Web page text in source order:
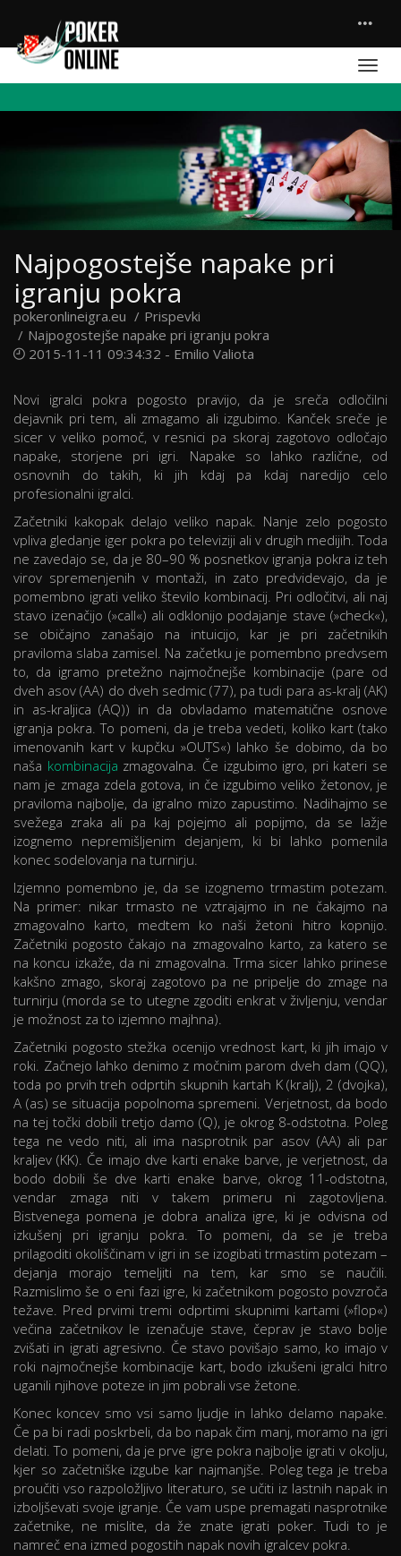
Najpogostejše napake pri
igranju pokra
pokeronlineigra.eu
Prispevki
Najpogostejše napake pri igranju pokra
2015-11-11 09:34:32 - Emilio Valiota
Novi igralci pokra pogosto pravijo, da je sreča odločilni
dejavnik pri tem, ali zmagamo ali izgubimo. Kanček sreče je
sicer v veliko pomoč, v resnici pa skoraj zagotovo odločajo
napake, storjene pri igri. Napake so lahko različne, od
osnovnih do takih, ki jih kdaj pa kdaj naredijo celo
profesionalni igralci.
Začetniki kakopak delajo veliko napak. Nanje zelo pogosto
vpliva gledanje iger pokra po televiziji ali v drugih medijih. Toda
ne zavedajo se, da je 80–90 % posnetkov igranja pokra iz teh
virov spremenjenih v montaži, in zato predvidevajo, da je
pomembno igrati veliko število kombinacij. Pri odločitvi, ali naj
stavo izenačijo (»call«) ali odklonijo podajanje stave (»check«),
se običajno zanašajo na intuicijo, kar je pri začetnikih
praviloma slaba zamisel. Na začetku je pomembno predvsem
to, da igramo pretežno najmočnejše kombinacije (pare od
dveh asov (AA) do dveh sedmic (77), pa tudi para as-kralj (AK)
in as-kraljica (AQ)) in da obvladamo matematične osnove
igranja pokra. To pomeni, da je treba vedeti, koliko kart (tako
imenovanih kart v kupčku »OUTS«) lahko še dobimo, da bo
naša kombinacija zmagovalna. Če izgubimo igro, pri kateri se
nam je zmaga zdela gotova, in če izgubimo veliko žetonov, je
praviloma najbolje, da igralno mizo zapustimo. Nadihajmo se
svežega zraka ali pa kaj pojejmo ali popijmo, da se lažje
izognemo nepremišljenim dejanjem, ki bi lahko pomenila
konec sodelovanja na turnirju.
Izjemno pomembno je, da se izognemo trmastim potezam.
Na primer: nikar trmasto ne vztrajajmo in ne čakajmo na
zmagovalno karto, medtem ko naši žetoni hitro kopnijo.
Začetniki pogosto čakajo na zmagovalno karto, za katero se
na koncu izkaže, da ni zmagovalna. Trma sicer lahko prinese
kakšno zmago, skoraj zagotovo pa ne pripelje do zmage na
turnirju (morda se to utegne zgoditi enkrat v življenju, vendar
je možnost za to izjemno majhna).
Začetniki pogosto stežka ocenijo vrednost kart, ki jih imajo v
roki. Začnejo lahko denimo z močnim parom dveh dam (QQ),
toda po prvih treh odprtih skupnih kartah K (kralj), 2 (dvojka),
A (as) se situacija popolnoma spremeni. Verjetnost, da bodo
na tej točki dobili tretjo damo (Q), je okrog 8-odstotna. Poleg
tega ne vedo niti, ali ima nasprotnik par asov (AA) ali par
kraljev (KK). Če imajo dve karti enake barve, je verjetnost, da
bodo dobili še dve karti enake barve, okrog 11-odstotna,
vendar zmaga niti v takem primeru ni zagotovljena.
Bistvenega pomena je dobra analiza igre, ki je odvisna od
izkušenj pri igranju pokra. To pomeni, da se je treba
prilagoditi okoliščinam v igri in se izogibati trmastim potezam –
dejanja morajo temeljiti na tem, kar smo se naučili.
Razmislimo še o eni fazi igre, ki začetnikom pogosto povzroča
težave. Pred prvimi tremi odprtimi skupnimi kartami (»flop«)
večina začetnikov le izenačuje stave, čeprav je stavo bolje
zvišati in igrati agresivno. Če stavo povišajo samo, ko imajo v
roki najmočnejše kombinacije kart, bodo izkušeni igralci hitro
uganili njihove poteze in jim pobrali vse žetone.
Konec koncev smo vsi samo ljudje in lahko delamo napake.
Če pa bi radi poskrbeli, da bo napak čim manj, moramo na igri
delati. To pomeni, da je prve igre pokra najbolje igrati v okolju,
kjer so začetniške izgube kar najmanjše. Poleg tega je treba
proučiti vso razpoložljivo literaturo, se učiti iz lastnih napak in
izboljševati svoje igranje. Če vam uspe premagati nasprotnike
začetnike, ne mislite, da že znate igrati poker. Tudi to je
namreč ena izmed pogostih napak novih igralcev pokra.